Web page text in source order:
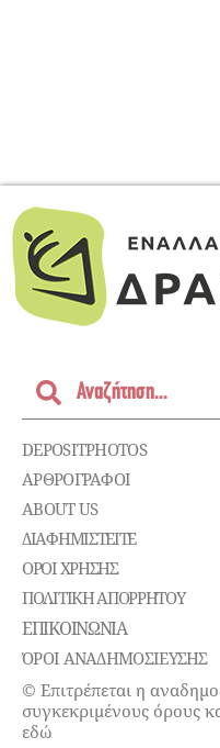
DEPOSITPHOTOS
ΑΡΘΡΟΓΡΑΦΟΙ
ABOUT US
ΔΙΑΦΗΜΙΣΤΕΊΤΕ
ΌΡΟΙ ΧΡΉΣΗΣ
ΠΟΛΙΤΙΚΉ ΑΠΟΡΡΉΤΟΥ
ΕΠΙΚΟΙΝΩΝΊΑ
ΌΡΟΙ ΑΝΑΔΗΜΟΣΙΕΥΣΗΣ
© Επιτρέπεται η
συγκεκριμένους όρους
εδώ